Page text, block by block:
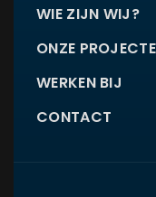
WIE ZIJN WIJ?
ONZE
WERKEN BIJ
CONTACT